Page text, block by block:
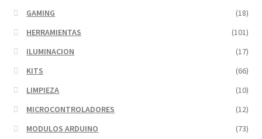
GAMING
(18)
HERRAMIENTAS
(101)
ILUMINACION
(17)
KITS
(66)
LIMPIEZA
(10)
MICROCONTROLADORES
(12)
MODULOS ARDUINO
(73)